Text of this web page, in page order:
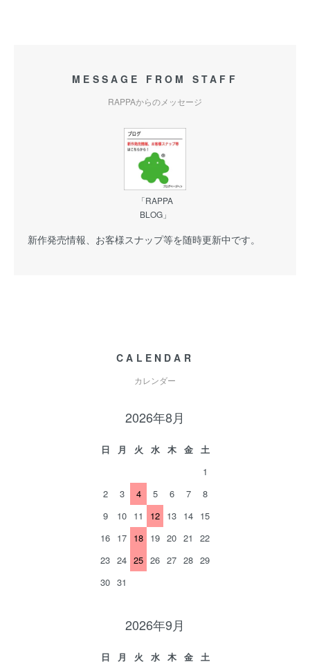
MESSAGE FROM STAFF
RAPPAからのメッセージ
「RAPPA
BLOG」
新作発売情報、お客様スナップ等を随時更新中です。
CALENDAR
カレンダー
2026年8月
日 月 火 水 木 金
土
1
2
3 4 5 6 7
8
9
10 11 12 13 14 15
16 17 18 19 20 21
22
23 24 25 26 27 28 29
30 31
2026年9月
日 月 火 水 木 金
土